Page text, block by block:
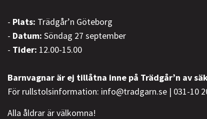
- Plats: Trädgår’n Göteborg
- Datum: Söndag 27 september
- Tider: 12.00-15.00
Barnvagnar är ej tillåtna inne på Trädgår’n av
För rullstolsinformation: info@tradgarn.se | 031-10
Alla åldrar är välkomna!